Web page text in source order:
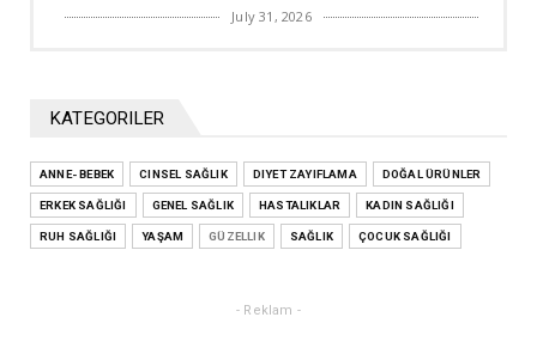
July 31, 2026
ADVERTORIAL
Doğum Sonrası Karın Sarkması ve Şekil
Bozuklukları
KATEGORILER
ANNE- BEBEK CINSEL SAĞLIK DIYET ZAYIFLAMA DOĞAL ÜRÜNLER
ERKEK SAĞLIĞI GENEL SAĞLIK HASTALIKLAR KADIN SAĞLIĞI
RUH SAĞLIĞI YAŞAM GÜZELLIK SAĞLIK ÇOCUK SAĞLIĞI
- Reklam -